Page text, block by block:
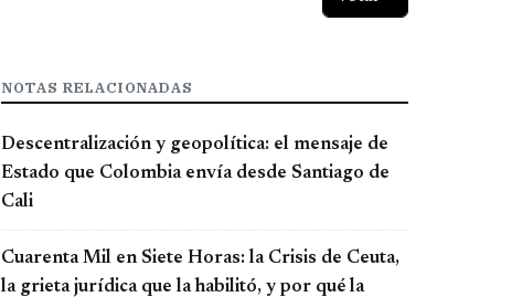
NOTAS RELACIONADAS
Descentralización y geopolítica: el mensaje de
Estado que Colombia envía desde Santiago de
Cali
Cuarenta Mil en Siete Horas: la Crisis de Ceuta,
la grieta jurídica que la habilitó, y por qué la